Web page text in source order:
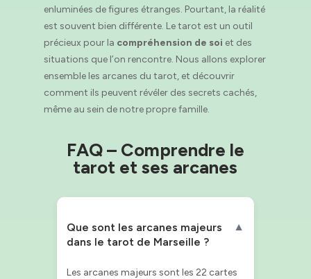
enluminées de figures étranges. Pourtant, la réalité
est souvent bien différente. Le tarot est un outil
précieux pour la compréhension de soi et des
situations que l’on rencontre. Nous allons explorer
ensemble les arcanes du tarot, et découvrir
comment ils peuvent révéler des secrets cachés,
même au sein de notre propre famille.
FAQ – Comprendre le
tarot et ses arcanes
Que sont les arcanes majeurs
dans le tarot de Marseille ?
▼
Les arcanes majeurs sont les 22 cartes